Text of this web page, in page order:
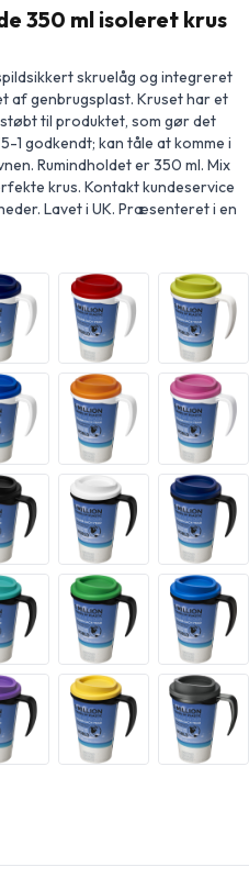
350 ml isoleret krus
skruelåg og integreret
af genbrugsplast. Kruset har et
til produktet, som gør det
1 godkendt; kan tåle at komme i
Rumindholdet er 350 ml. Mix
krus. Kontakt kundeservice
Lavet i UK. Præsenteret i en